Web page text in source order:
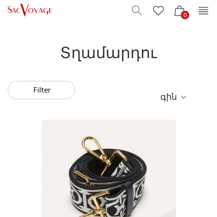
0
Տղամարդու
Filter
գին